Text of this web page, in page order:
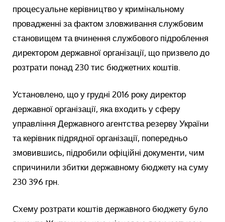
процесуальне керівництво у кримінальному
провадженні за фактом зловживання службовим
становищем та вчинення службового підроблення
директором державної організації, що призвело до
розтрати понад 230 тис бюджетних коштів.
Установлено, що у грудні 2016 року директор
державної організації, яка входить у сферу
управління Державного агентства резерву України
та керівник підрядної організації, попередньо
змовившись, підробили офіційні документи, чим
спричинили збитки державному бюджету на суму
230 396 грн.
Схему розтрати коштів державного бюджету було